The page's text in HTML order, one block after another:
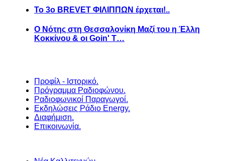
Το 3ο BREVET ΦΙΛΙΠΠΩΝ έρχεται!..
Ο Νότης στη Θεσσαλονίκη Μαζί του η Έλλη
Κοκκίνου & οι Goin' T…
Προφίλ - Ιστορικό.
Πρόγραμμα Ραδιοφώνου.
Ραδιοφωνικοί Παραγωγοί.
Εκδηλώσεις Ράδιο Energy.
Διαφήμιση.
Επικοινωνία.